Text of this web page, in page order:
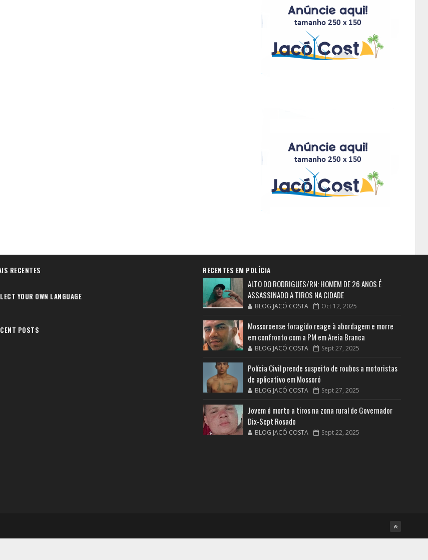
RECENTES
YOUR OWN LANGUAGE
POSTS
RECENTES EM POLÍCIA
ALTO DO RODRIGUES/RN: HOMEM DE 26 ANOS É
ASSASSINADO A TIROS NA CIDADE
BLOG JACÓ COSTA Oct 12, 2025
Mossoroense foragido reage à abordagem e morre
em confronto com a PM em Areia Branca
BLOG JACÓ COSTA Sept 27, 2025
Polícia Civil prende suspeito de roubos a motoristas
de aplicativo em Mossoró
BLOG JACÓ COSTA Sept 27, 2025
Jovem é morto a tiros na zona rural de Governador
Dix-Sept Rosado
BLOG JACÓ COSTA Sept 22, 2025